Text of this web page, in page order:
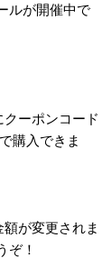
ルが開催中で
ーポンコード
購入できま
が変更されま
ぞ！